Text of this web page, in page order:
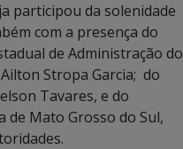
participou da solenidade
com a presença do
de Administração do
Stropa Garcia; do
Tavares, e do
de Mato Grosso do Sul,